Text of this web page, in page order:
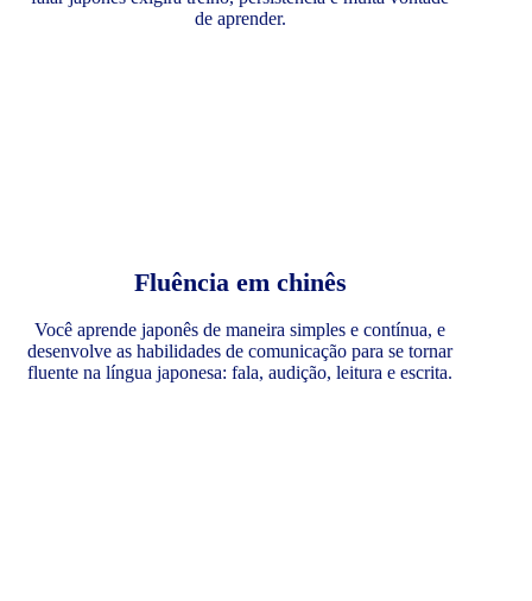
de aprender.
Fluência em chinês
Você aprende japonês de maneira simples e contínua, e
desenvolve as habilidades de comunicação para se tornar
fluente na língua japonesa: fala, audição, leitura e escrita.